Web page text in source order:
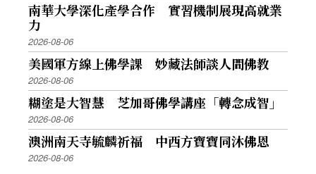
南華大學深化產學合作 實習機制展現高就業
力
2026-08-06
美國軍方線上佛學課 妙藏法師談人間佛教
2026-08-06
糊塗是大智慧 芝加哥佛學講座「轉念成智」
2026-08-06
澳洲南天寺毓麟祈福 中西方寶寶同沐佛恩
2026-08-06